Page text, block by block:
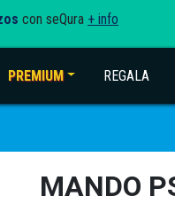
con seQura + info
PREMIUM REGALA
MANDO